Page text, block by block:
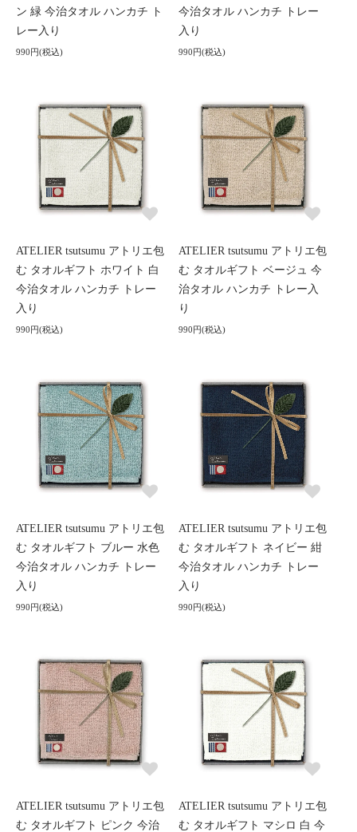
ン 緑 今治タオル ハンカチ ト
レー入り
990円(税込)
今治タオル ハンカチ トレー
入り
990円(税込)
ATELIER tsutsumu アトリエ包
む タオルギフト ホワイト 白
今治タオル ハンカチ トレー
入り
990円(税込)
ATELIER tsutsumu アトリエ包
む タオルギフト ベージュ 今
治タオル ハンカチ トレー入
り
990円(税込)
ATELIER tsutsumu アトリエ包
む タオルギフト ブルー 水色
今治タオル ハンカチ トレー
入り
990円(税込)
ATELIER tsutsumu アトリエ包
む タオルギフト ネイビー 紺
今治タオル ハンカチ トレー
入り
990円(税込)
ATELIER tsutsumu アトリエ包
む タオルギフト ピンク 今治
ATELIER tsutsumu アトリエ包
む タオルギフト マシロ 白 今